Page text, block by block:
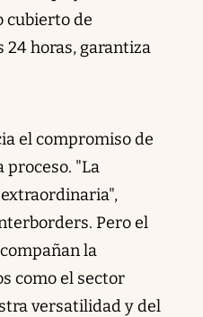
cubierto de
24 horas, garantiza
el compromiso de
proceso. "La
Pero el
la
como el sector
versatilidad y del